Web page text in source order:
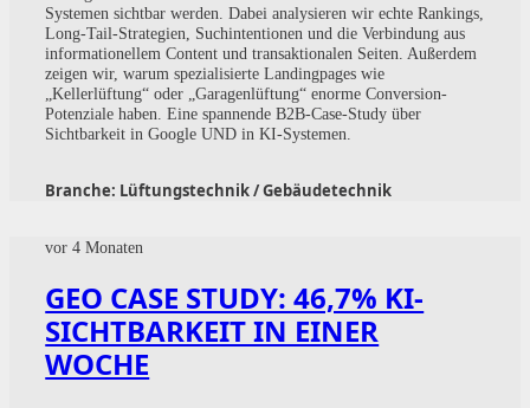
Systemen sichtbar werden. Dabei analysieren wir echte Rankings,
Long-Tail-Strategien, Suchintentionen und die Verbindung aus
informationellem Content und transaktionalen Seiten. Außerdem
zeigen wir, warum spezialisierte Landingpages wie
„Kellerlüftung“ oder „Garagenlüftung“ enorme Conversion-
Potenziale haben. Eine spannende B2B-Case-Study über
Sichtbarkeit in Google UND in KI-Systemen.
Branche: Lüftungstechnik / Gebäudetechnik
vor 4 Monaten
GEO CASE STUDY: 46,7% KI-
SICHTBARKEIT IN EINER
WOCHE